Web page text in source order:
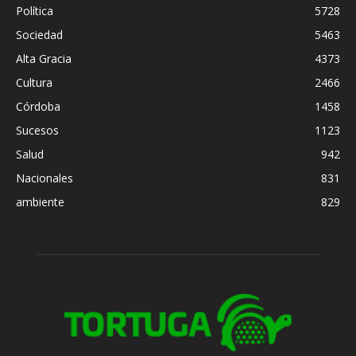
Política
5728
Sociedad
5463
Alta Gracia
4373
Cultura
2466
Córdoba
1458
Sucesos
1123
Salud
942
Nacionales
831
ambiente
829